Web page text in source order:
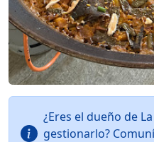
¿Eres el dueño de
gestionarlo?